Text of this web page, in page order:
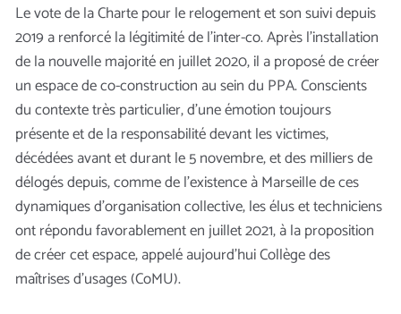
Le vote de la Charte pour le relogement et son suivi depuis
2019 a renforcé la légitimité de l’inter-co. Après l’installation
de la nouvelle majorité en juillet 2020, il a proposé de créer
un espace de co-construction au sein du PPA. Conscients
du contexte très particulier, d’une émotion toujours
présente et de la responsabilité devant les victimes,
décédées avant et durant le 5 novembre, et des milliers de
délogés depuis, comme de l’existence à Marseille de ces
dynamiques d’organisation collective, les élus et techniciens
ont répondu favorablement en juillet 2021, à la proposition
de créer cet espace, appelé aujourd’hui Collège des
maîtrises d’usages (CoMU).